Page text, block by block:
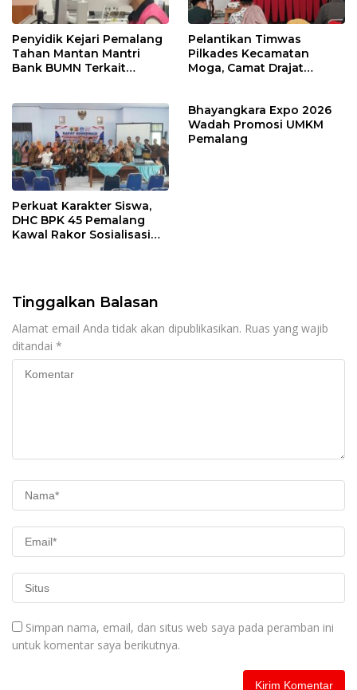
Penyidik Kejari Pemalang
Tahan Mantan Mantri
Bank BUMN Terkait
Pelantikan Timwas
Pilkades Kecamatan
Moga, Camat Drajat
Perkuat Karakter Siswa,
DHC BPK 45 Pemalang
Kawal Rakor Sosialisasi
Bhayangkara Expo 2026
Wadah Promosi UMKM
Pemalang
Tinggalkan Balasan
Alamat email Anda tidak akan dipublikasikan. Ruas yang wajib
ditandai *
Simpan nama, email, dan situs web saya pada peramban ini
untuk komentar saya berikutnya.